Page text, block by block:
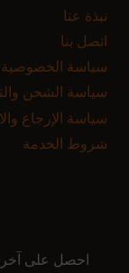
نبذة عنا
اتصل بنا
سياسة الخصوصية
سياسة الشحن
سياسة الإرجاع
شروط الخدمة
احصل على آخر